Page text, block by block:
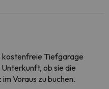
Tiefgarage
ob sie die
Voraus zu buchen.